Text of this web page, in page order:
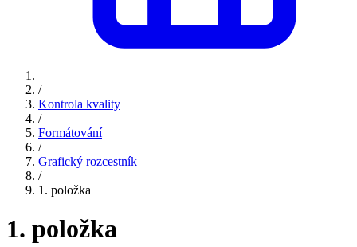
/
Kontrola kvality
/
Formátování
/
Grafický rozcestník
/
1. položka
1. položka